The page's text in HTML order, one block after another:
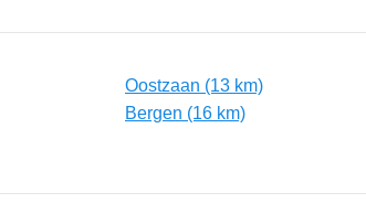
Oostzaan (13 km)
Bergen (16 km)